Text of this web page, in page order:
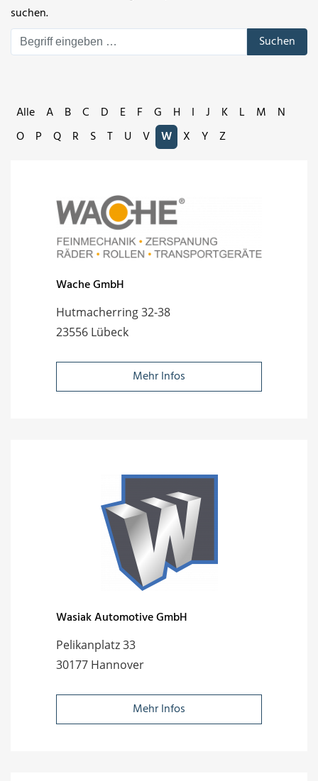
suchen.
Suchen
Alle A B C D E F G H I J K L M
N
O
P Q R S T U V W X Y Z
Wache GmbH
Hutmacherring 32-38
23556 Lübeck
Mehr Infos
Wasiak Automotive GmbH
Pelikanplatz 33
30177 Hannover
Mehr Infos